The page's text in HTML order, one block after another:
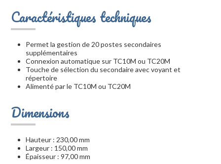
Caractéristiques techniques
Permet la gestion de 20 postes secondaires
supplémentaires
Connexion automatique sur TC10M ou TC20M
Touche de sélection du secondaire avec voyant et
répertoire
Alimenté par le TC10M ou TC20M
Dimensions
Hauteur : 230,00 mm
Largeur : 150,00 mm
Épaisseur : 97,00 mm